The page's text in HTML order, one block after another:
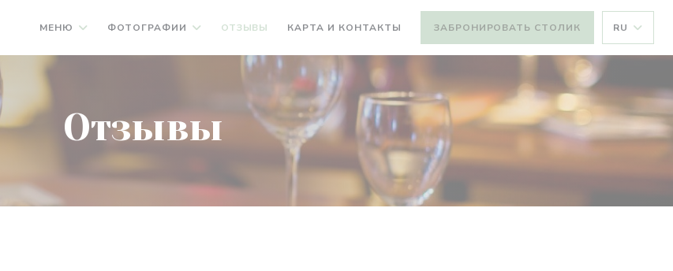
МЕНЮ ФОТОГРАФИИ ОТЗЫВЫ КАРТА И КОНТАКТЫ ЗАБРОНИРОВАТЬ СТОЛИК RU
Отзывы